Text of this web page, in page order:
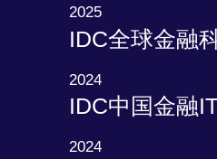
2025
IDC全球金融
2024
IDC中国金融
2024